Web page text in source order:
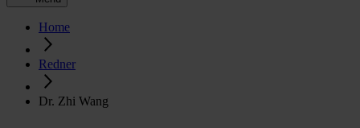
Home
Redner
Dr. Zhi Wang